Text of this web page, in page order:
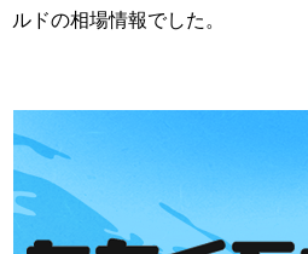
ルドの相場情報でした。